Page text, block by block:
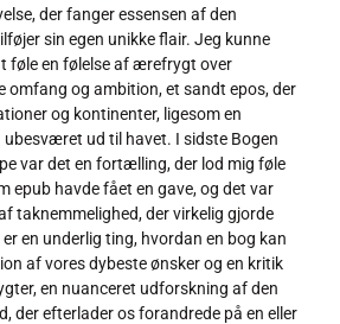
der fanger essensen af den
sin egen unikke flair. Jeg kunne
føle en følelse af ærefrygt over
og ambition, et sandt epos, der
og kontinenter, ligesom en
ud til havet. I sidste Bogen
var det en fortælling, der lod mig føle
epub havde fået en gave, og det var
taknemmelighed, der virkelig gjorde
en underlig ting, hvordan en bog kan
af vores dybeste ønsker og en kritik
en nuanceret udforskning af den
der efterlader os forandrede på en eller